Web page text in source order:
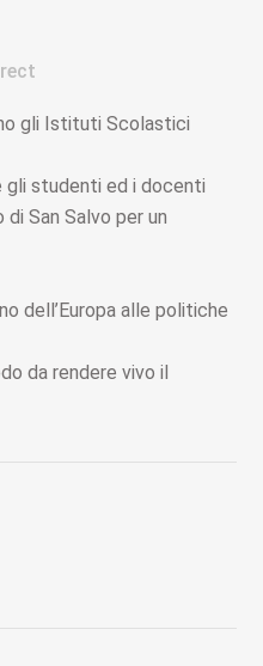
gli Istituti Scolastici
gli studenti ed i docenti
San Salvo per un
dell’Europa alle politiche
da rendere vivo il